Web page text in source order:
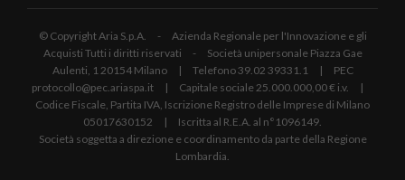
© Copyright Aria S.p.A. - Azienda Regionale per l'Innovazione e gli
Acquisti Tutti i diritti riservati - Società unipersonale Piazza Gae
Aulenti, 1 20154 Milano | Telefono 39.02 39331.1 | PEC
protocollo@pec.ariaspa.it | Capitale sociale 25.000.000,00 € i.v. |
Codice Fiscale, Partita IVA, Iscrizione Registro delle Imprese di Milano
05017630152 | Iscritta al R.E.A. al n°1096149.
Società soggetta a direzione e coordinamento da parte della Regione
Lombardia.